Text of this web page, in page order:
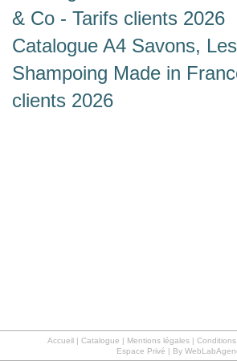
& Co - Tarifs clients 2026
Catalogue A4 Savons,
Shampoing Made in
clients 2026
Accueil | Catalogue | Mentions légales |
Espace Privé | By